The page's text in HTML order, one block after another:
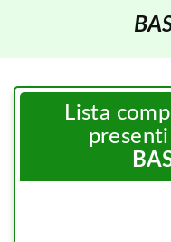
Lista